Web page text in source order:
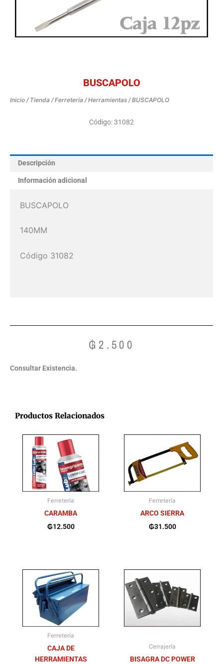
BUSCAPOLO
Inicio / Tienda /Ferretería /Herramientas / BUSCAPOLO
Código: 31082
Descripción
Información adicional
BUSCAPOLO
140MM
Código 31082
₲ 2.500
Consultar Existencia.
Productos Relacionados
Ferretería
CARAMBA
₲12.500
Ferretería
ARCO SIERRA
₲31.500
Ferretería
CAJA DE
HERRAMIENTAS
Cerrajería
BISAGRA DC POWER